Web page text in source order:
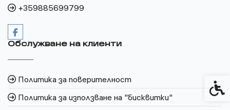
+359885699799
Обслужване на клиенти
Политика за поверителност
Политика за използване на "бисквитки"